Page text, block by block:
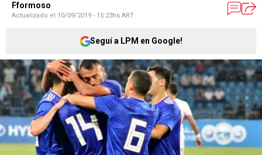
Fformoso
Actualizado el 10/09/2019 - 15:23hs ART
Seguí a LPM en Google!